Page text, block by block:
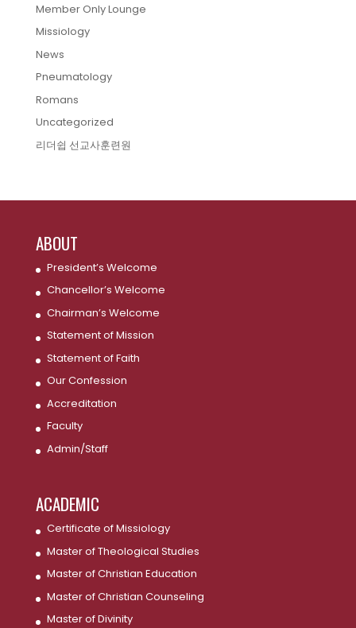
Member Only Lounge
Missiology
News
Pneumatology
Romans
Uncategorized
리더쉽 선교사훈련원
ABOUT
President’s Welcome
Chancellor’s Welcome
Chairman’s Welcome
Statement of Mission
Statement of Faith
Our Confession
Accreditation
Faculty
Admin/Staff
ACADEMIC
Certificate of Missiology
Master of Theological Studies
Master of Christian Education
Master of Christian Counseling
Master of Divinity